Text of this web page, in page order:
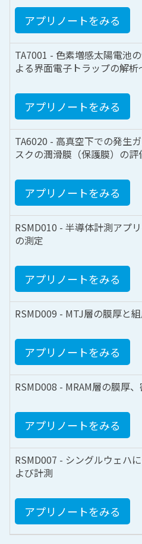
アプリノートをみる
TA7001 - 色素増感太陽電池
よる界面電子トラップの解析
アプリノートをみる
TA6020 - 高真空下での発生
スクの潤滑膜（保護膜）の評
アプリノートをみる
RSMD010 - 半導体計測アプ
の測定
アプリノートをみる
RSMD009 - MTJ層の膜厚と
アプリノートをみる
RSMD008 - MRAM層の膜厚
アプリノートをみる
RSMD007 - シングルウェハ
よび計測
アプリノートをみる